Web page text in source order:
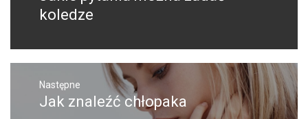
wpis:
koledze
Następne
Następny
Jak znaleźć chłopaka